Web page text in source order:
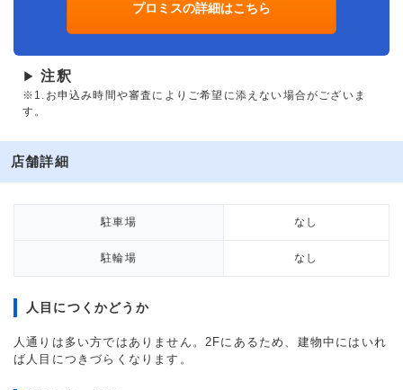
プロミスの詳細はこちら
▶ 注釈
※1.お申込み時間や審査によりご希望に添えない場合がございま
す。
店舗詳細
駐車場 なし
駐輪場 なし
人目につくかどうか
人通りは多い方ではありません。2Fにあるため、建物中にはいれ
ば人目につきづらくなります。